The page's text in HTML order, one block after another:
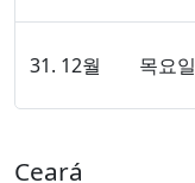
31. 12월 목요일
Ceará